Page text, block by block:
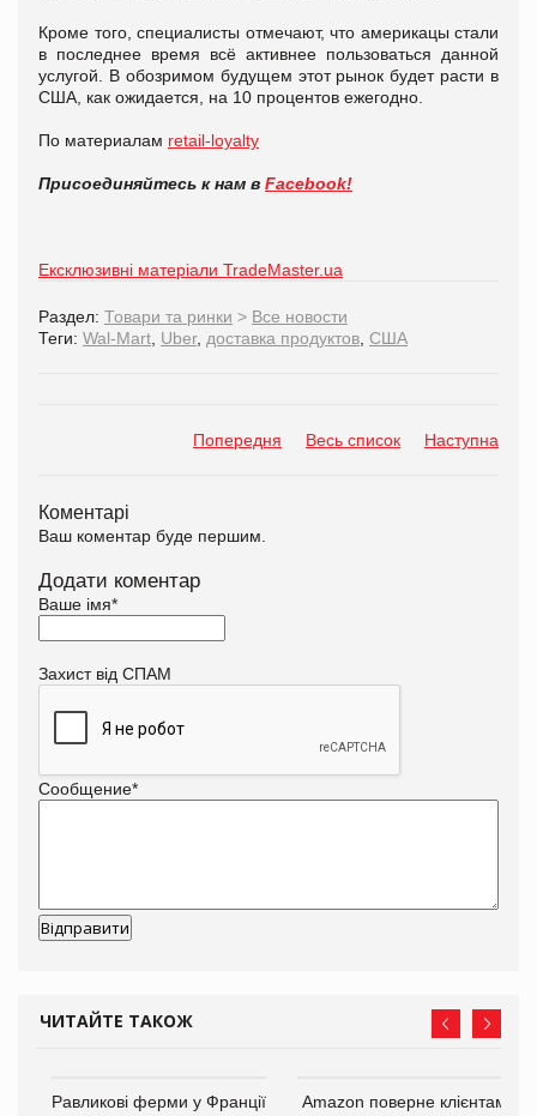
Кроме того, специалисты отмечают, что америкацы стали
в последнее время всё активнее пользоваться данной
услугой. В обозримом будущем этот рынок будет расти в
США, как ожидается, на 10 процентов ежегодно.
По материалам retail-loyalty
Присоединяйтесь к нам в Facebook!
Ексклюзивні матеріали TradeMaster.ua
Раздел: Товари та ринки > Все новости
Теги: Wal-Mart Uber, доставка продуктов США
Попередня Весь список Наступна
Коментарі
Ваш коментар буде першим.
Додати коментар
Ваше імя*
Захист від СПАМ
Сообщение*
ЧИТАЙТЕ ТАКОЖ
Равликові ферми у Франції
Amazon поверне клієнтам